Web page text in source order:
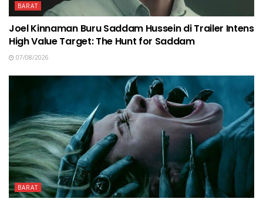
BARAT
Joel Kinnaman Buru Saddam Hussein di Trailer Intens
High Value Target: The Hunt for Saddam
07/08/2026
BARAT